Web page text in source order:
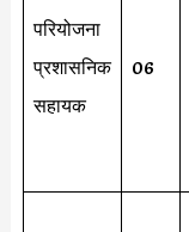
परियोजना
प्रशासनिक
सहायक
06